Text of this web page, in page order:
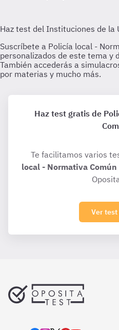
Haz test gratis de
Te facilitamos varios
local - Normativa Común
Ver